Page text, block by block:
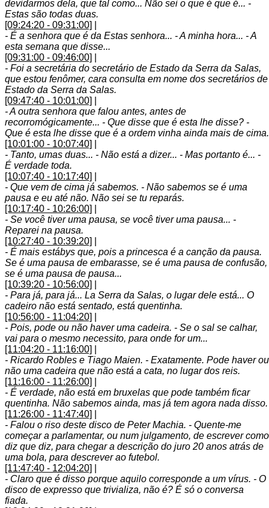
devidarmos dela, que tal como... Não sei o que é que é... -
Estas são todas duas.
[09:24:20 - 09:31:00]
- É a senhora que é da Estas senhora... - A minha hora... - A
esta semana que disse...
[09:31:00 - 09:46:00]
- Foi a secretária do secretário de Estado da Serra da Salas,
que estou fenômer, cara consulta em nome dos secretários de
Estado da Serra da Salas.
[09:47:40 - 10:01:00]
- A outra senhora que falou antes, antes de
recorromógicamente... - Que disse que é esta lhe disse? -
Que é esta lhe disse que é a ordem vinha ainda mais de cima.
[10:01:00 - 10:07:40]
- Tanto, umas duas... - Não está a dizer... - Mas portanto é... -
É verdade toda.
[10:07:40 - 10:17:40]
- Que vem de cima já sabemos. - Não sabemos se é uma
pausa e eu até não. Não sei se tu reparás.
[10:17:40 - 10:26:00]
- Se você tiver uma pausa, se você tiver uma pausa... -
Reparei na pausa.
[10:27:40 - 10:39:20]
- É mais estábys que, pois a princesca é a canção da pausa.
Se é uma pausa de embarasse, se é uma pausa de confusão,
se é uma pausa de pausa...
[10:39:20 - 10:56:00]
- Para já, para já... La Serra da Salas, o lugar dele está... O
cadeiro não está sentado, está quentinha.
[10:56:00 - 11:04:20]
- Pois, pode ou não haver uma cadeira. - Se o sal se calhar,
vai para o mesmo necessito, para onde for um...
[11:04:20 - 11:16:00]
- Ricardo Robles e Tiago Maien. - Exatamente. Pode haver ou
não uma cadeira que não está a cata, no lugar dos reis.
[11:16:00 - 11:26:00]
- É verdade, não está em bruxelas que pode também ficar
quentinha. Não sabemos ainda, mas já tem agora nada disso.
[11:26:00 - 11:47:40]
- Falou o riso deste disco de Peter Machia. - Quente-me
começar a parlamentar, ou num julgamento, de escrever como
diz que diz, para chegar a descrição do juro 20 anos atrás de
uma bola, para descrever ao futebol.
[11:47:40 - 12:04:20]
- Claro que é disso porque aquilo corresponde a um vírus. - O
disco de expresso que trivializa, não é? É só o conversa
fiada.